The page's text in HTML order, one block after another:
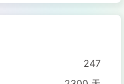
247